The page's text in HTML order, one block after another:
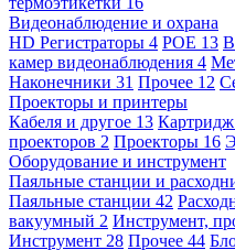
Видеонаблюдение и охрана
HD Регистраторы 4 POE 13
камер видеонаблюдения 4
Наконечники 31 Прочее 12
Проекторы и принтеры
Кабеля и другое 13 Картридж
проекторов 2 Проекторы 16
Оборудование и инструмент
Паяльные станции и
Паяльные станции 42
вакуумный 2 Инструмент,
Инструмент 28 Прочее 44